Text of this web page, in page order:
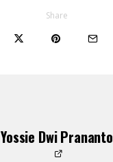
Share
Yossie Dwi Prananto